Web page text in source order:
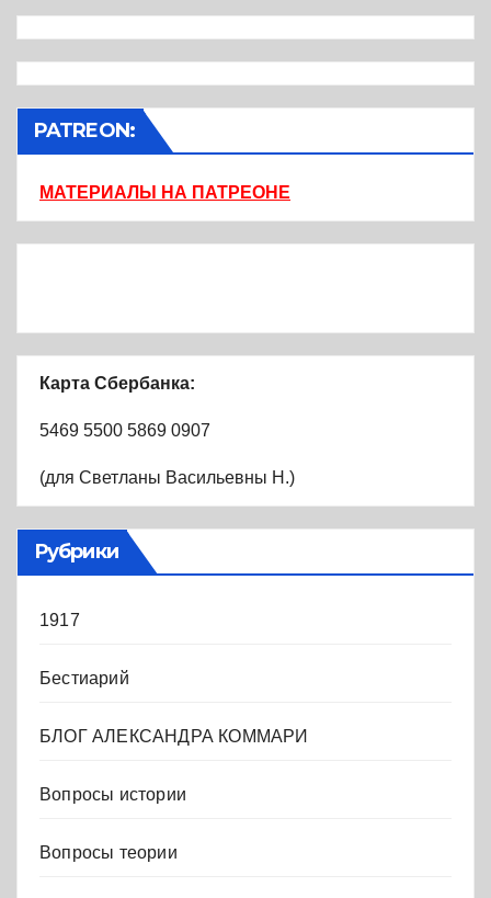
PATREON:
МАТЕРИАЛЫ НА ПАТРЕОНЕ
Карта Сбербанка:
5469 5500 5869 0907
(для Светланы Васильевны Н.)
Рубрики
1917
Бестиарий
БЛОГ АЛЕКСАНДРА КОММАРИ
Вопросы истории
Вопросы теории